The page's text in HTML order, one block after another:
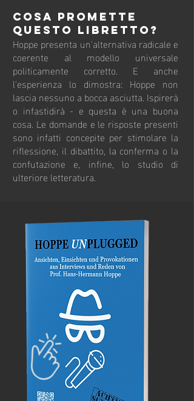
Cosa promette
questo libretto?
Hoppe presenta un'alternativa radicale e
coerente al modello universale
politicamente corretto. E anche
l'esperienza lo dimostra: Hoppe non
lascia nessuno a bocca asciutta. Ispirerà
o infastidirà - e questa è una buona
cosa. Le domande e le risposte presenti
sono infatti concepite per stimolare la
riflessione, il dibattito, la conferma o la
confutazione e, infine, lo studio di
ulteriore letteratura.